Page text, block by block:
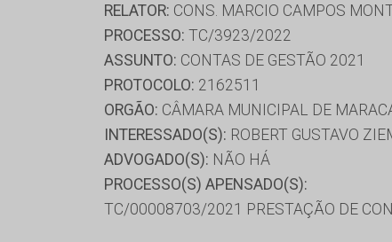
RELATOR: CONS. MARCIO CAMPOS
PROCESSO: TC/3923/2022
ASSUNTO: CONTAS DE GESTÃO 2021
PROTOCOLO: 2162511
ORGÃO: CÂMARA MUNICIPAL DE
INTERESSADO(S): ROBERT GUSTAVO
ADVOGADO(S): NÃO HÁ
PROCESSO(S) APENSADO(S):
TC/00008703/2021 PRESTAÇÃO DE